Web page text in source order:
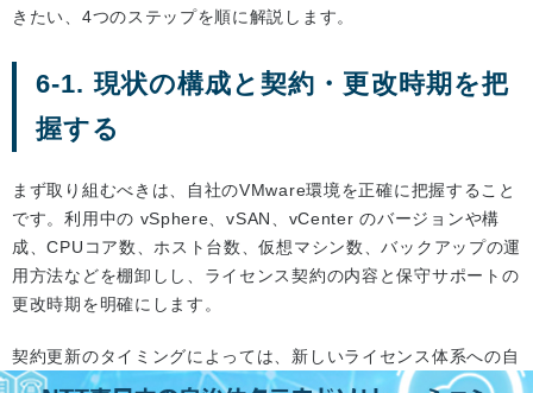
きたい、4つのステップを順に解説します。
6-1. 現状の構成と契約・更改時期を把
握する
まず取り組むべきは、自社のVMware環境を正確に把握すること
です。利用中の vSphere、vSAN、vCenter のバージョンや構
成、CPUコア数、ホスト台数、仮想マシン数、バックアップの運
用方法などを棚卸しし、ライセンス契約の内容と保守サポートの
更改時期を明確にします。
契約更新のタイミングによっては、新しいライセンス体系への自
動切り替えや費用増加が発生する場合があるため、スケジュール